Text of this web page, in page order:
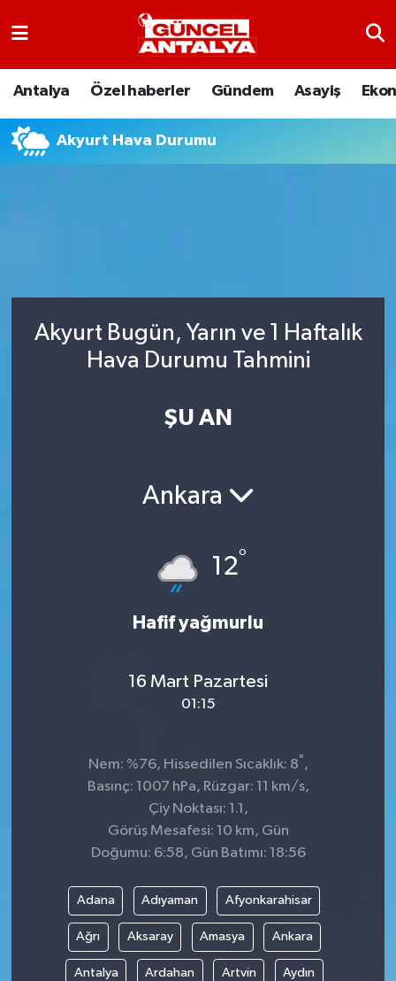
Antalya Özel haberler Gündem Asayiş
Akyurt Hava Durumu
Akyurt Bugün, Yarın ve 1 Haftalık
Hava Durumu Tahmini
ŞU AN
Ankara
12°
Hafif yağmurlu
16 Mart Pazartesi
01:15
Nem: %76, Hissedilen Sıcaklık: 8° ,
Basınç: 1007 hPa, Rüzgar: 11 km/s,
Çiy Noktası: 1.1,
Görüş Mesafesi: 10 km, Gün
Doğumu: 6:58, Gün Batımı: 18:56
Adana Adıyaman Afyonkarahisar
Ağrı Aksaray Amasya Ankara
Antalya Ardahan Artvin Aydın
Antalya
Ekonomi
Nöbetçi Eczaneler
Son Dakika Haberleri